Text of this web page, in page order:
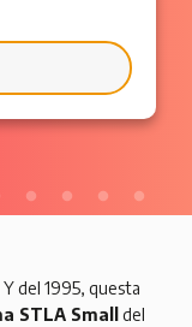
Y del 1995, questa
STLA Small
del